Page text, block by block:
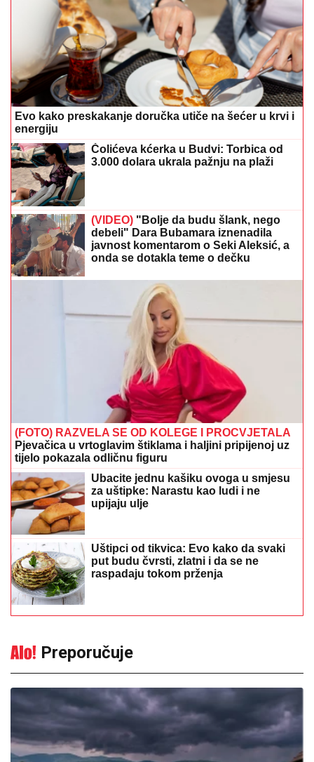
Evo kako preskakanje doručka utiče na šećer u krvi i
energiju
Čolićeva kćerka u Budvi: Torbica od
3.000 dolara ukrala pažnju na plaži
(VIDEO) "Bolje da budu šlank, nego
debeli" Dara Bubamara iznenadila
javnost komentarom o Seki Aleksić, a
onda se dotakla teme o dečku
(FOTO) RAZVELA SE OD KOLEGE I PROCVJETALA
Pjevačica u vrtoglavim štiklama i haljini pripijenoj uz
tijelo pokazala odličnu figuru
Ubacite jednu kašiku ovoga u smjesu
za uštipke: Narastu kao ludi i ne
upijaju ulje
Uštipci od tikvica: Evo kako da svaki
put budu čvrsti, zlatni i da se ne
raspadaju tokom prženja
Preporučuje